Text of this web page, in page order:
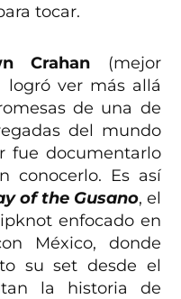
tocar.
Crahan (mejor
logró ver más allá
de una de
del mundo
fue documentarlo
conocerlo. Es así
of the Gusano, el
enfocado en
México, donde
su set desde el
la historia de